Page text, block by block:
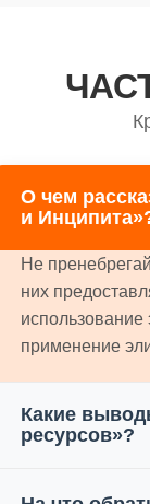
О чем
и
Не
них
применение
Какие
ресурсов»?